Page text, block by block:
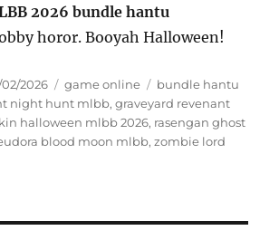
2026 bundle hantu
horor. Booyah Halloween!
02/2026 Categories
game online Tags
bundle hantu
night hunt mlbb,graveyard revenant
halloween mlbb 2026, rasengan ghost
blood moon mlbb,zombie lord